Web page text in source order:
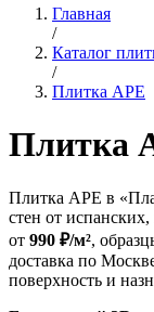
Главная
/
Каталог
/
Плитка APE
Плитка
Плитка APE в
стен от
от 990 ₽/м²,
доставка по
поверхность и